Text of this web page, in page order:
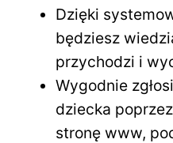
Dzięki
będziesz
przychodzi i
Wygodnie
dziecka
stronę www,